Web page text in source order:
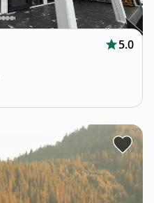
5.0